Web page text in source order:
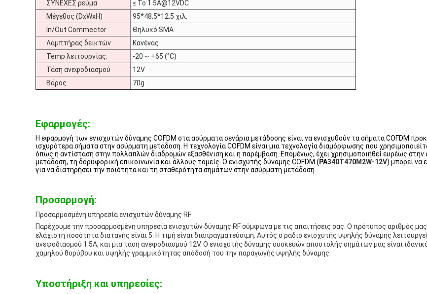
ΣΥΝΕΧΕΣ ρεύμα
≤ Το 1.5A@12VDC
Μέγεθος (DxWxH)
95*48.5*12.5 χιλ.
In/Out Commector
Θηλυκό SMA
Λαμπτήρας δεικτών
Κανένας
Temp λειτουργίας.
-20 ~ +65 (°C)
Τάση ανεφοδιασμού
12V
Βάρος
70g
Εφαρμογές:
Η εφαρμογή των ενισχυτών δύναμης COFDM στα ασύρματα σενάρια μετάδοσης είναι να ενισχυθούν τα σήματα COFDM
ισχυρότερα σήματα στην ασύρματη μετάδοση. Η τεχνολογία COFDM είναι μια τεχνολογία διαμόρφωσης που
όπως η αντίσταση στην πολλαπλών διαδρομών εξασθένιση και η παρέμβαση. Επομένως, έχει χρησιμοποιηθεί ευρέως
μετάδοση, τη δορυφορική επικοινωνία και άλλους τομείς. Ο ενισχυτής δύναμης COFDM ( PA340T470M2W-12V) μπορεί να
για να διατηρήσει την ποιότητα και τη σταθερότητα σημάτων στην ασύρματη μετάδοση.
Προσαρμογή:
Προσαρμοσμένη υπηρεσία ενισχυτών δύναμης RF
Παρέχουμε την προσαρμοσμένη υπηρεσία ενισχυτών δύναμης RF σύμφωνα με τις απαιτήσεις σας. Ο πρότυπος αριθμός μας
ελάχιστη ποσότητα διαταγής είναι 5. Η τιμή είναι διαπραγματεύσιμη. Αυτός ο ραδιο ενισχυτής υψηλής δύναμης
ανεφοδιασμού 1.5A, και μια τάση ανεφοδιασμού 12V. Ο ενισχυτής δύναμης συσκευών αποστολής σημάτων μας είναι
χαμηλού θορύβου και υψηλής γραμμικότητας απόδοσή του την παραγωγής υψηλής δύναμης.
Υποστήριξη και υπηρεσίες: